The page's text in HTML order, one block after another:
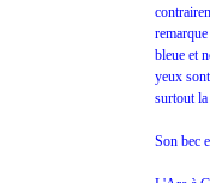
bleue et
yeux
surtout
Son bec